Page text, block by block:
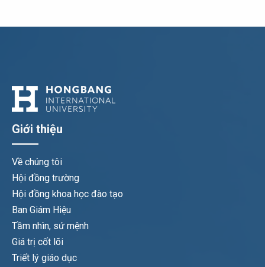
Giới thiệu
Về chúng tôi
Hội đồng trường
Hội đồng khoa học đào tạo
Ban Giám Hiệu
Tầm nhìn, sứ mệnh
Giá trị cốt lõi
Triết lý giáo dục